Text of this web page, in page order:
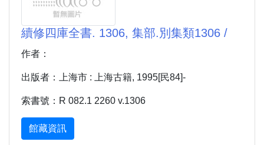
續修四庫全書. 1306, 集部.別集類1306 /
作者：
出版者：上海市 : 上海古籍, 1995[民84]-
索書號：R 082.1 2260 v.1306
館藏資訊